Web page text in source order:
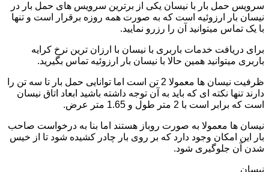
سرویس حمل بار با نیسان یکی از برترین سرویس های حمل بار در
نیسان بار ارزوئیه است که به صورت همه روزه برقرار است و تنها
با یک تماس میتوانید آن را رزرو نمایید.
برای دریافت خدمات باربری با نیسان با ارزان ترین نرخ کرایه
باربری میتوانید همین حالا با نیسان بار ارزوئیه تماس بگیرید.
ظرفیت نیسان ها معمولا 2 تن است اما توانایی حمل بار تا سه تن را
دارند تنها نکته ای که باید به آن توجه داشته باشید ابعاد اتاق نیسان
است که برابر است با 2 متر طول و 1.65 متر عرض.
نیسان ها معمولا به صورت روباز هستند اما بنا به درخواست صاحب
بار این امکان وجود دارد که بر روی بار چادر کشیده شود تا از خیس
شدن آن جلوگیری شود.
نیسان